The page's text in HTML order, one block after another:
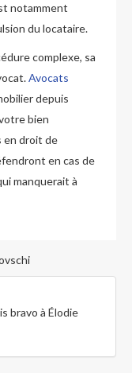
notamment
du locataire.
complexe, sa
Avocats
depuis
bien
en droit de
en cas de
manquerait à
bravo à Élodie